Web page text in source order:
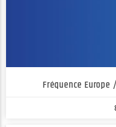
Fréquence